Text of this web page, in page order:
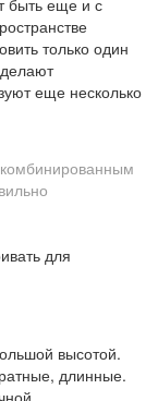
быть еще и с
только один
еще несколько
для
высотой.
длинные.